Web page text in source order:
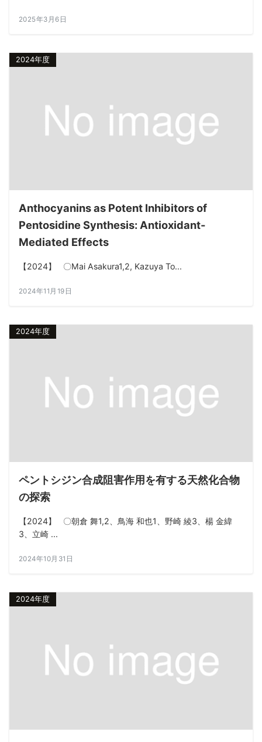
2025年3月6日
2024年度
Anthocyanins as Potent Inhibitors of
Pentosidine Synthesis: Antioxidant-
Mediated Effects
【2024】 〇Mai Asakura1,2, Kazuya To...
2024年11月19日
2024年度
ペントシジン合成阻害作用を有する天然化合物
の探索
【2024】 〇朝倉 舞1,2、鳥海 和也1、野崎 綾3、楊 金緯
3、立崎 ...
2024年10月31日
2024年度